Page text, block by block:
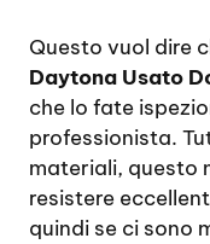
Questo vuol dire
Daytona Usato
che lo fate
professionista.
materiali, questo
resistere
quindi se ci sono